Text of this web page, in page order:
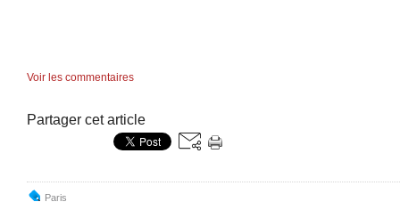
Voir les commentaires
Partager cet article
Paris